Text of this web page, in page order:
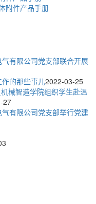
附件产品手册
有限公司党支部联合开展
的那些事儿2022-03-25
械智造学院组织学生赴温
27
有限公司党支部举行党建